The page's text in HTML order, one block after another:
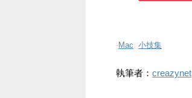
-Mac, 小技集
執筆者： creazynet